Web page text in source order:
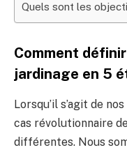
Quels sont les
Comment
jardinage en 5
Lorsqu’il s’agit de
cas révolutionnaire
différentes. Nous